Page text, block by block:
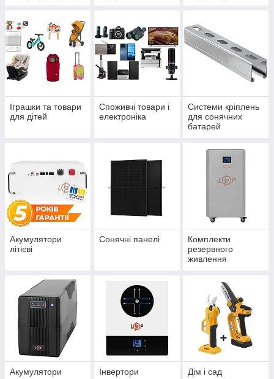
Іграшки та товари
для дітей
Споживчі товари і
електроніка
Системи кріплень
для сонячних
батарей
Акумулятори
літієві
Сонячні панелі
Комплекти
резервного
живлення
Акумулятори Інвертори Дім і сад